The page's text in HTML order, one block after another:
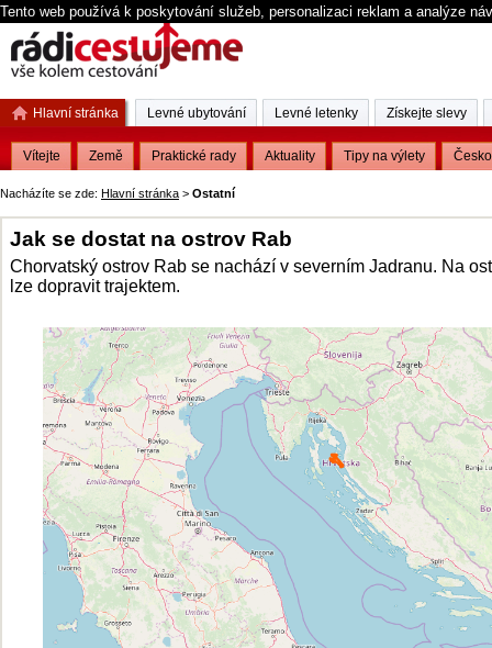
Tento web používá k poskytování služeb, personalizaci reklam a analýze
Nacházíte se zde: Hlavní stránka > Ostatní
Jak se dostat na ostrov Rab
Chorvatský ostrov Rab se nachází v severním Jadranu. Na
lze dopravit trajektem.
Hlavní stránka
Vítejte Země Praktické rady Aktuality Tipy na výlety Česko
Levné ubytování Levné letenky Získejte slevy